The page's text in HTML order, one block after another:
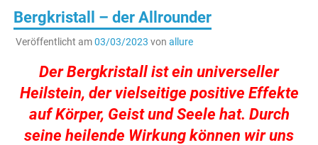
Bergkristall – der Allrounder
Veröffentlicht am03/03/2023 von allure
Der Bergkristall ist ein universeller
Heilstein, der vielseitige positive Effekte
auf Körper, Geist und Seele hat. Durch
seine heilende Wirkung können wir uns